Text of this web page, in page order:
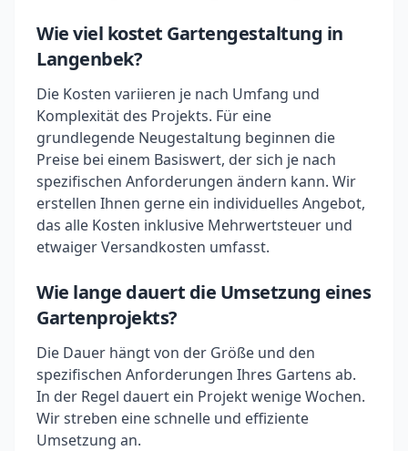
Wie viel kostet Gartengestaltung in
Langenbek?
Die Kosten variieren je nach Umfang und
Komplexität des Projekts. Für eine
grundlegende Neugestaltung beginnen die
Preise bei einem Basiswert, der sich je nach
spezifischen Anforderungen ändern kann. Wir
erstellen Ihnen gerne ein individuelles Angebot,
das alle Kosten inklusive Mehrwertsteuer und
etwaiger Versandkosten umfasst.
Wie lange dauert die Umsetzung eines
Gartenprojekts?
Die Dauer hängt von der Größe und den
spezifischen Anforderungen Ihres Gartens ab.
In der Regel dauert ein Projekt wenige Wochen.
Wir streben eine schnelle und effiziente
Umsetzung an.